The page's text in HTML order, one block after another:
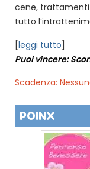
cene, trattamenti
tutto
[leggi tutto]
Puoi vincere:
Scadenza:
POINX